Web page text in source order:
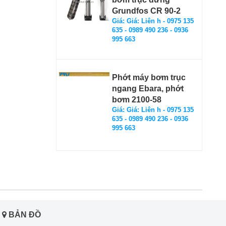
Grundfos CR 90-2
Giá: Giá: Liên h - 0975 135
635 - 0989 490 236 - 0936
995 663
Phớt máy bơm trục
ngang Ebara, phớt
bơm 2100-58
Giá: Giá: Liên h - 0975 135
635 - 0989 490 236 - 0936
995 663
BẢN ĐỒ